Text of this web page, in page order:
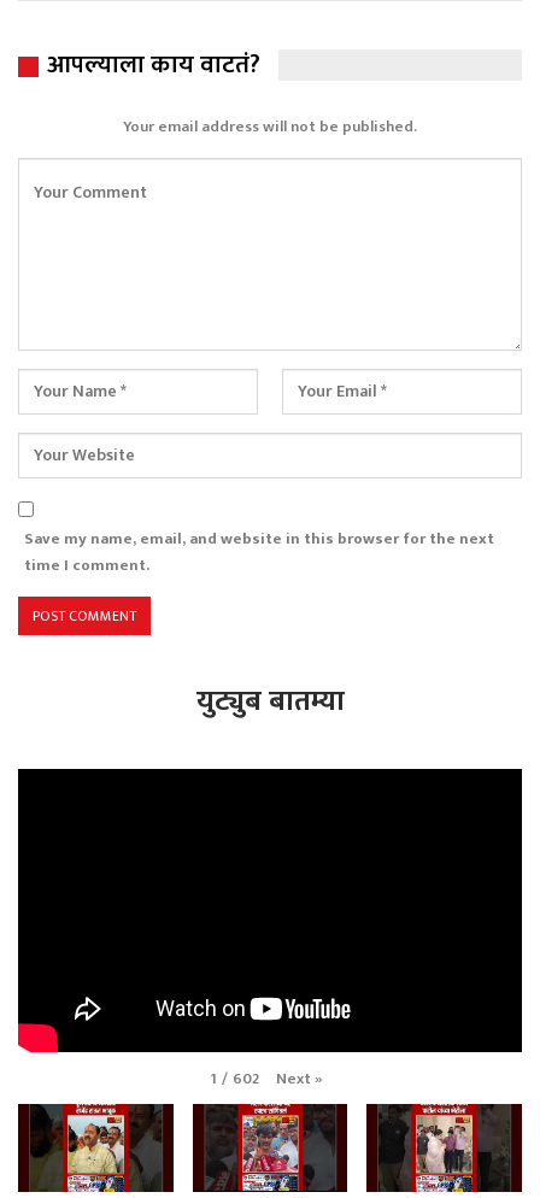
आपल्याला काय वाटतं?
Your email address will not be published.
Save my name, email, and website in this browser for the next
time I comment.
युट्युब बातम्या
1 / 602 Next»